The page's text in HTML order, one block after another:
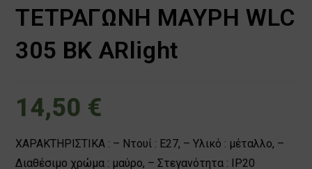
ΤΕΤΡΑΓΩΝΗ ΜΑΥΡΗ WLC
305 BK ARlight
14,50 €
ΧΑΡΑΚΤΗΡΙΣΤΙΚΑ : – Ντουί : Ε27, – Υλικό : μέταλλο, –
Διαθέσιμο χρώμα : μαύρο, – Στεγανότητα : IP20